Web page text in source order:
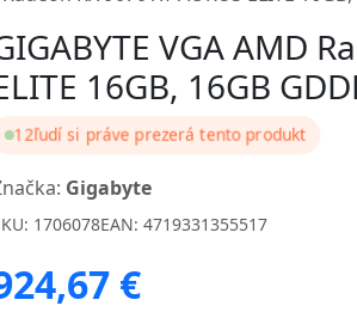
VGA AMD
16GB, 16GB
12ľudí si práve prezerá tento produkt
Gigabyte
1706078EAN: 4719331355517
€